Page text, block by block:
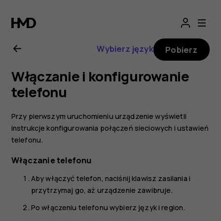
Instrukcja
obsługi
telefonu
Nokia
7
Plus
Wybierz język Pobierz
Włączanie i konfigurowanie
telefonu
Przy pierwszym uruchomieniu urządzenie wyświetli
instrukcje konfigurowania połączeń sieciowych i ustawień
telefonu.
Włączanie telefonu
Aby włączyć telefon, naciśnij klawisz zasilania i
przytrzymaj go, aż urządzenie zawibruje.
Po włączeniu telefonu wybierz język i region.